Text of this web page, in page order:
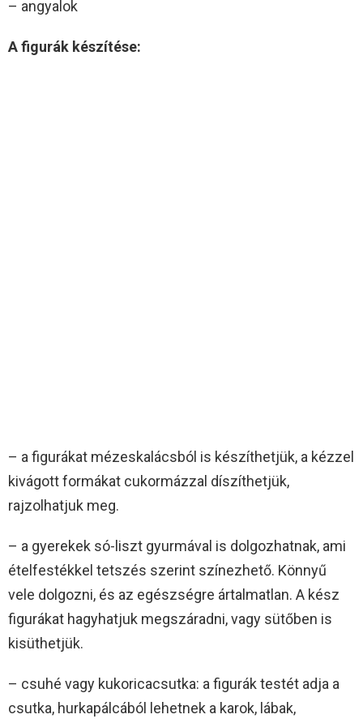
– angyalok
A figurák készítése:
– a figurákat mézeskalácsból is készíthetjük, a kézzel
kivágott formákat cukormázzal díszíthetjük,
rajzolhatjuk meg.
– a gyerekek só-liszt gyurmával is dolgozhatnak, ami
ételfestékkel tetszés szerint színezhető. Könnyű
vele dolgozni, és az egészségre ártalmatlan. A kész
figurákat hagyhatjuk megszáradni, vagy sütőben is
kisüthetjük.
– csuhé vagy kukoricacsutka: a figurák testét adja a
csutka, hurkapálcából lehetnek a karok, lábak,